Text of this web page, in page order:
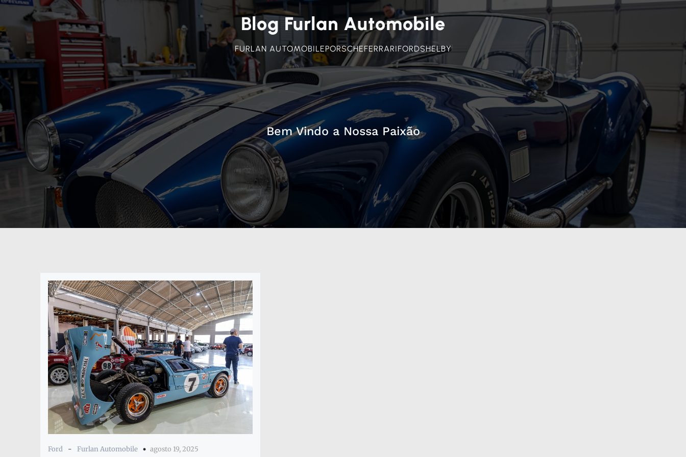
Blog Furlan Automobile
FURLAN AUTOMOBILEPORSCHEFERRARIFORDSHELBY
Bem Vindo a Nossa Paixão
Ford - Furlan Automobile agosto 19, 2025